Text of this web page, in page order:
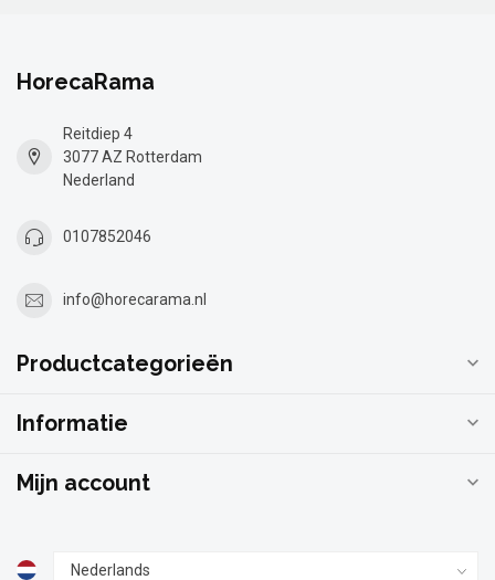
HorecaRama
Reitdiep 4
3077 AZ Rotterdam
Nederland
0107852046
info@horecarama.nl
Productcategorieën
Informatie
Mijn account